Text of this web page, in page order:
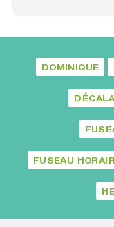
DOMINIQUE
FUSEAU